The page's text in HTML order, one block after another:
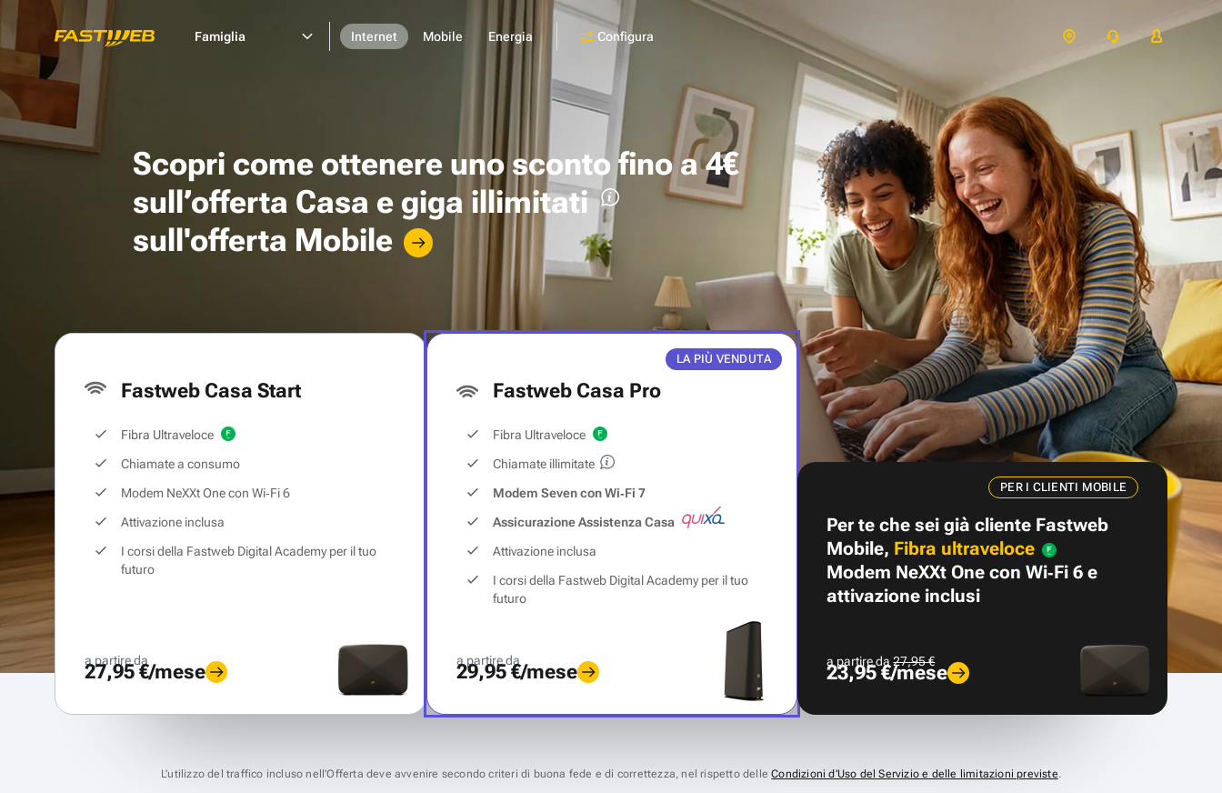
Famiglia Internet Mobile Energia Configura
Scopri come ottenere unosconto fino a 4€
sull’offerta Casa e giga illimitati
sull'offerta Mobile
Fastweb Casa Start
Fibra Ultraveloce
Chiamate a consumo
Modem NeXXt One con Wi‑Fi 6
Attivazione inclusa
I corsi della Fastweb Digital Academy per il tuo
futuro
a partire da
27,95 €/mese
LA PIÙ VENDUTA
Fastweb Casa Pro
Fibra Ultraveloce
Chiamate illimitate
Modem Seven con Wi‑Fi 7
Assicurazione Assistenza Casa
Attivazione inclusa
I corsi della Fastweb Digital Academy per il tuo
futuro
a partire da
29,95 €/mese
PER I CLIENTI MOBILE
Per te che sei già cliente Fastweb
Mobile, Fibra ultraveloce
Modem NeXXt One con Wi‑Fi 6 e
attivazione inclusi
a partire da27,95 €
23,95 €/mese
L’utilizzo del traffico incluso nell’Offerta deve avvenire secondo criteri di buona fede e di correttezza, nel rispetto delleCondizioni d’Uso del Servizio e delle limitazioni previste.